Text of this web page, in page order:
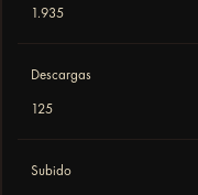
1.935
Descargas
125
Subido